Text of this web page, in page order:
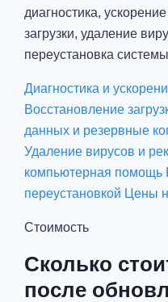
диагностика,
загрузки, удаление
переустановка
Диагностика и
Восстановление
данных и резервные
Удаление вирусов и
компьютерная помощь
переустановкой Цены
Стоимость
Сколько
после